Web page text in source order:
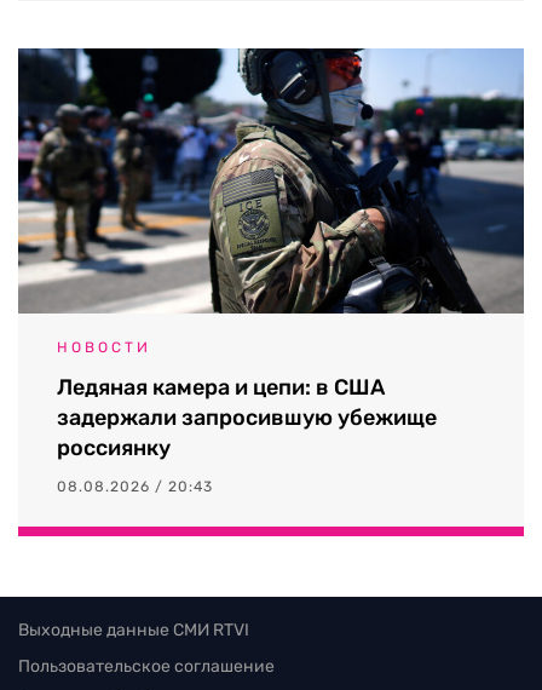
НОВОСТИ
Ледяная камера и цепи: в США
задержали запросившую убежище
россиянку
08.08.2026 / 20:43
Выходные данные СМИ RTVI
Пользовательское соглашение